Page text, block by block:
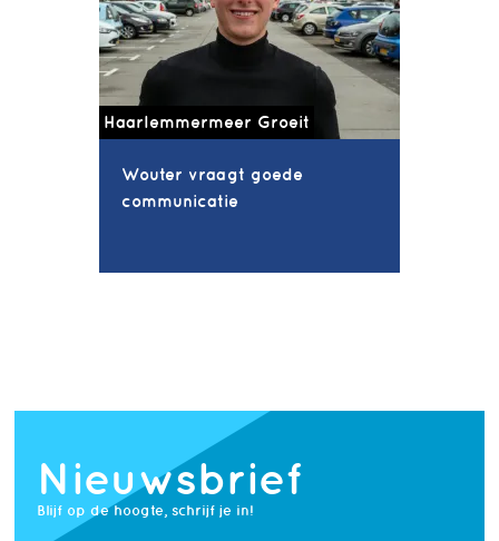
Haarlemmermeer Groeit
Wouter vraagt goede
communicatie
Nieuwsbrief
Blijf op de hoogte, schrijf je in!